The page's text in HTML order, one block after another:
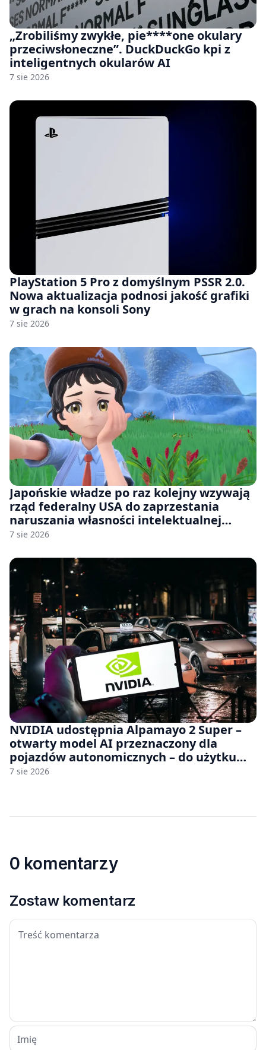
„Zrobiliśmy zwykłe, pie****one okulary
przeciwsłoneczne”. DuckDuckGo kpi z
inteligentnych okularów AI
7 sie 2026
PlayStation 5 Pro z domyślnym PSSR 2.0.
Nowa aktualizacja podnosi jakość grafiki
w grach na konsoli Sony
7 sie 2026
Japońskie władze po raz kolejny wzywają
rząd federalny USA do zaprzestania
naruszania własności intelektualnej
japońskich gier i anime
7 sie 2026
NVIDIA udostępnia Alpamayo 2 Super –
otwarty model AI przeznaczony dla
pojazdów autonomicznych – do użytku
komercyjnego
7 sie 2026
0 komentarzy
Zostaw komentarz